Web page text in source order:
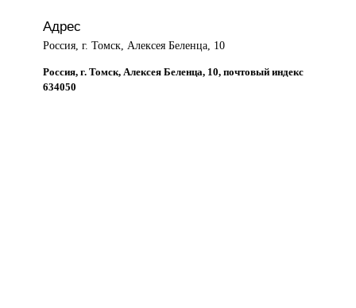
Адрес
Россия, г. Томск, Алексея Беленца, 10
Россия, г. Томск, Алексея Беленца, 10, почтовый индекс
634050